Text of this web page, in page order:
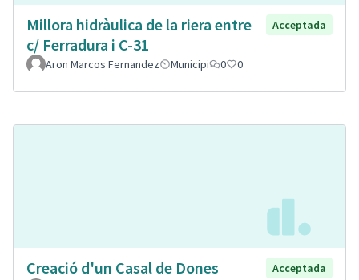
Millora hidràulica de la riera entre
c/ Ferradura i C-31
Acceptada
Aron Marcos Fernandez Municipi 0 0
Creació d'un Casal de Dones
Acceptada